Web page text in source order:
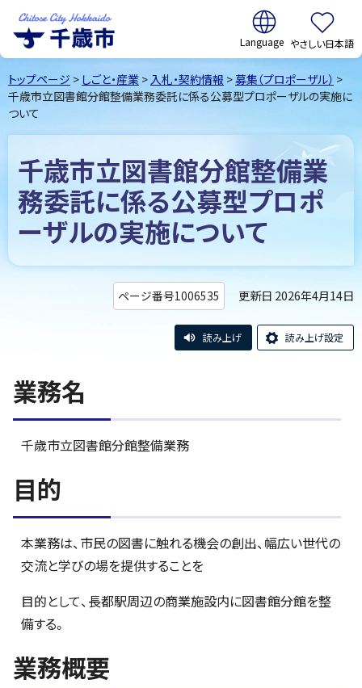
千歳市Chitose
City Hokkaido
翻訳:
やさしい日本語
トップページ > しごと・産業 >入札・契約情報 >募集（プロポーザル） >
千歳市立図書館分館整備業務委託に係る公募型プロポーザルの実施に
ついて
千歳市立図書館分館整備業
務委託に係る公募型プロポ
ーザルの実施について
ページ番号1006535 更新日 2026年4月14日
読み上げ 読み上げ設定
業務名
千歳市立図書館分館整備業務
目的
本業務は、市民の図書に触れる機会の創出、幅広い世代の
交流と学びの場を提供することを
目的として、長都駅周辺の商業施設内に図書館分館を整
備する。
業務概要